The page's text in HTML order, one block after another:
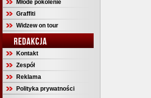
Młode pokolenie
Graffiti
Widzew on tour
REDAKCJA
Kontakt
Zespół
Reklama
Polityka prywatności